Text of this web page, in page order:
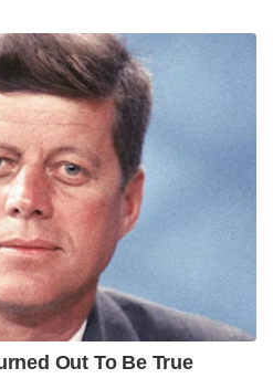
പ്രതിഷേധം
പോലും ഇത്
ഇടപെടണമെന്ന്
ഗുരുദ്വാര മാനേജ്‌മെന്റ്
ഇന്ത്യൻ വിദേശകാര്യ
കൂടിക്കാഴ്ച
തുടർന്ന്
വക്താവ് രൺധീർ ജയ്‌സ്വാൾ
ഫാറൂഖാബാദിലെ
തകർത്ത സംഭവത്തിൽ